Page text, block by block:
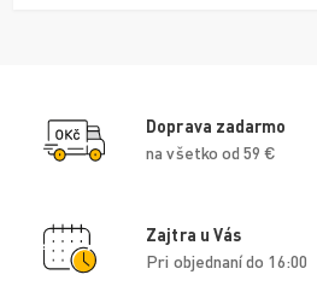
Doprava zadarmo
na všetko od 59 €
Zajtra u Vás
Pri objednaní do 16:00